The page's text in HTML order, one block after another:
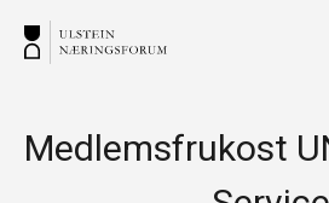
Medlemsfrukost